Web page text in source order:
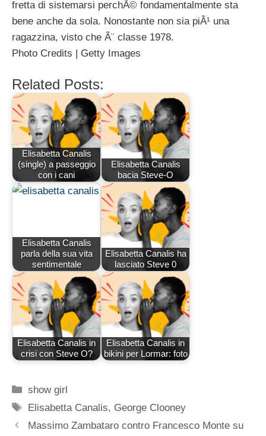
fretta di sistemarsi perchÃ© fondamentalmente sta
bene anche da sola. Nonostante non sia piÃ¹ una
ragazzina, visto che Ã¨ classe 1978.
Photo Credits | Getty Images
Related Posts:
Elisabetta Canalis
(single) a passeggio
con i cani
Elisabetta Canalis
bacia Steve-O
Elisabetta Canalis
parla della sua vita
sentimentale
Elisabetta Canalis ha
lasciato Steve 0
Elisabetta Canalis in
crisi con Steve O?
Elisabetta Canalis in
bikini per Lormar: foto
Categorie
show girl
Tag
Elisabetta Canalis, George Clooney
Massimo Zambataro contro Francesco Monte su